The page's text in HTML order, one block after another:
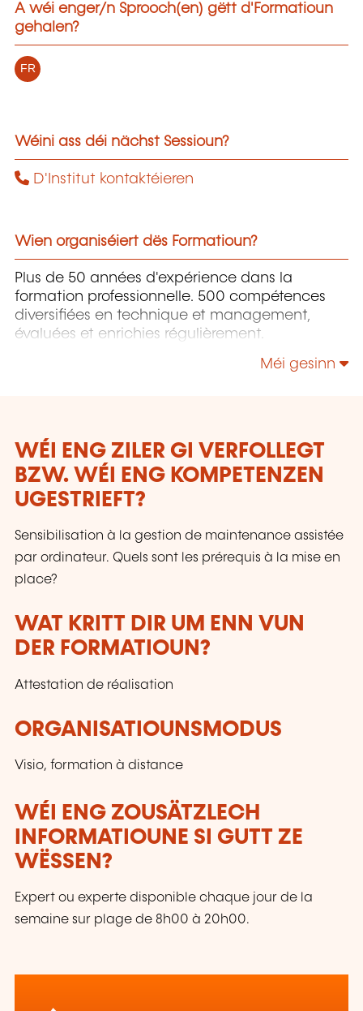
A wéi enger/n Sprooch(en) gëtt d'Formatioun
gehalen?
FR
Wéini ass déi nächst Sessioun?
D'Institut kontaktéieren
Wien organiséiert dës Formatioun?
Plus de 50 années d'expérience dans la
formation professionnelle. 500 compétences
diversifiées en technique et management,
évaluées et enrichies régulièrement.
Méi gesinn
WÉI ENG ZILER GI VERFOLLEGT
BZW. WÉI ENG KOMPETENZEN
UGESTRIEFT?
Sensibilisation à la gestion de maintenance assistée
par ordinateur. Quels sont les prérequis à la mise en
place?
WAT KRITT DIR UM ENN VUN
DER FORMATIOUN?
Attestation de réalisation
ORGANISATIOUNSMODUS
Visio, formation à distance
WÉI ENG ZOUSÄTZLECH
INFORMATIOUNE SI GUTT ZE
WËSSEN?
Expert ou experte disponible chaque jour de la
semaine sur plage de 8h00 à 20h00.